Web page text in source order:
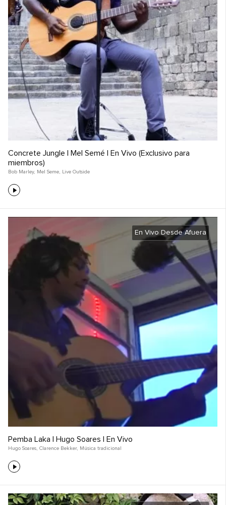
Concrete Jungle | Mel Semé | En Vivo (Exclusivo para
miembros)
Bob Marley, Mel Seme, Live Outside
En Vivo Desde Afuera
Pemba Laka | Hugo Soares | En Vivo
Hugo Soares, Clarence Bekker, Música tradicional